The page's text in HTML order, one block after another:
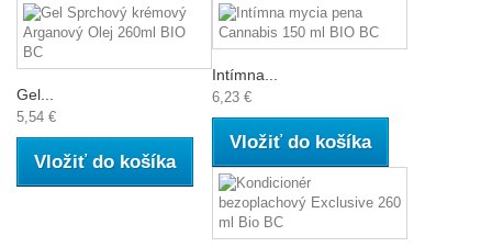
Gel...
5,54 €
Vložiť do košíka
Intímna...
6,23 €
Vložiť do košíka